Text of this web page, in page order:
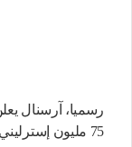
رسميا، آرسنال
75 مليون إسترليني